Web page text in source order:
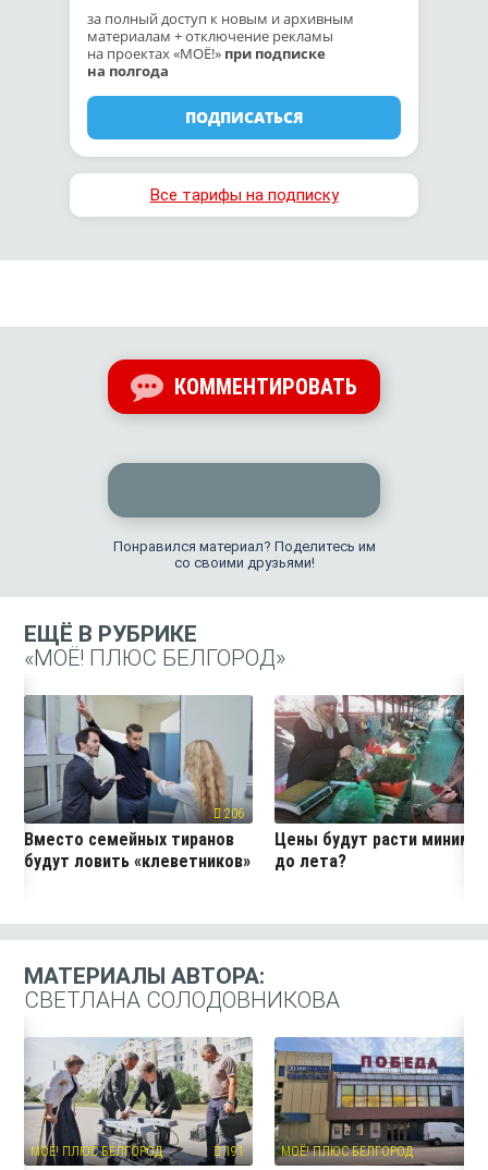
за полный доступ к новым и архивным
материалам + отключение рекламы
на проектах «МОЁ!» при подписке
на полгода
ПОДПИСАТЬСЯ
Все тарифы на подписку
КОММЕНТИРОВАТЬ
Понравился материал? Поделитесь им
со своими друзьями!
ЕЩЁ В РУБРИКЕ
«МОЁ! ПЛЮС БЕЛГОРОД»
206
Вместо семейных тиранов
будут ловить «клеветников»
Цены будут расти
до лета?
МАТЕРИАЛЫ АВТОРА:
СВЕТЛАНА СОЛОДОВНИКОВА
МОЁ! ПЛЮС БЕЛГОРОД 191 МОЁ! ПЛЮС БЕЛГОРОД